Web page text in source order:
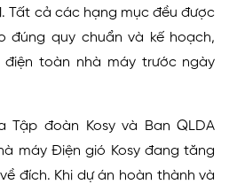
Tất cả các hạng mục đều được
đúng quy chuẩn và kế hoạch,
toàn nhà máy trước ngày
Tập đoàn Kosy và Ban QLDA
máy Điện gió Kosy đang tăng
đích. Khi dự án hoàn thành và